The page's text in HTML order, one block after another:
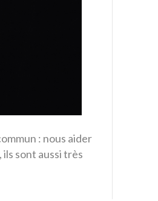
: nous aider
sont aussi très